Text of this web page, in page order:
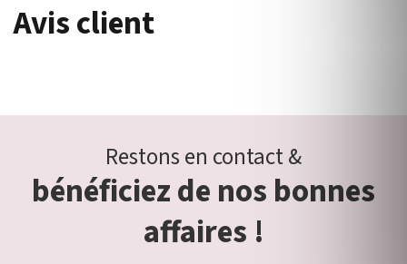
Avis client
Restons en contact &
bénéficiez de nos bonnes
affaires !